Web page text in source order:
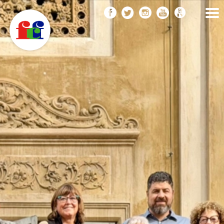
Vés
al
contingut
FEDERACIÓ CATALANA
DE FOTOGRAFIA
F
C
F